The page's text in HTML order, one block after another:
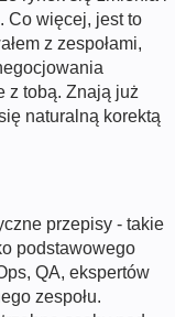
Co więcej, jest to
z zespołami,
z tobą. Znają już
naturalną korektą
przepisy - takie
podstawowego
QA, ekspertów
zespołu.